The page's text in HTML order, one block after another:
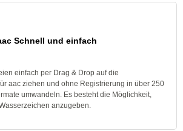
Schnell und einfach
einfach per Drag & Drop auf die
aac ziehen und ohne Registrierung in über 250
umwandeln. Es besteht die Möglichkeit,
anzugeben.